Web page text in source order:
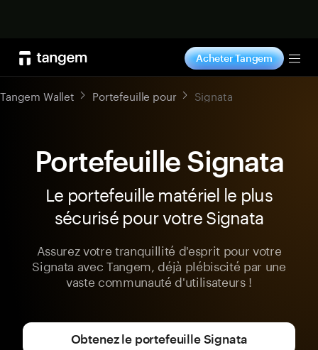
Acheter Tangem
Tangem Wallet Portefeuille pour Signata
Portefeuille Signata
Le portefeuille matériel le plus
sécurisé pour votre Signata
Assurez votre tranquillité d'esprit pour votre
Signata avec Tangem, déjà plébiscité par une
vaste communauté d'utilisateurs !
Obtenez le portefeuille Signata